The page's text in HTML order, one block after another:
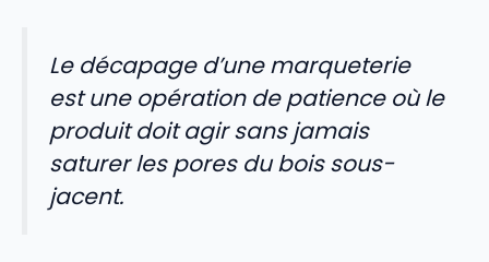
Le décapage d’une marqueterie
est une opération de patience où le
produit doit agir sans jamais
saturer les pores du bois sous-
jacent.